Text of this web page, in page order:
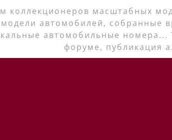
коллекционеров масштабных
модели автомобилей, собранные
автомобильные номера...
форуме, публикация